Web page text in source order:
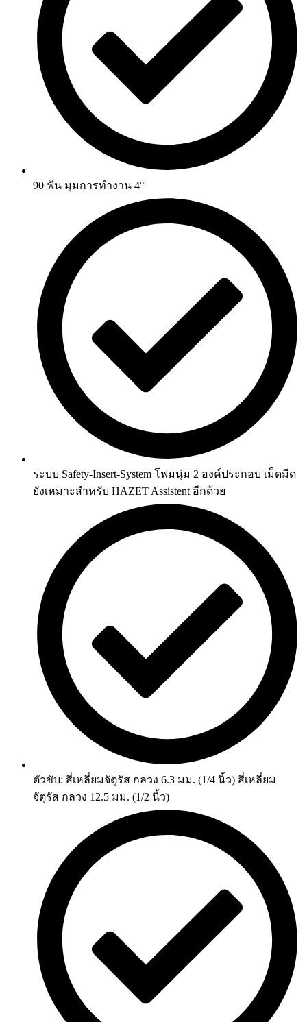
90 ฟัน มุมการทำงาน 4°
ระบบ Safety-Insert-System โฟมนุ่ม 2 องค์ประกอบ เม็ดมีด
ยังเหมาะสำหรับ HAZET Assistent อีกด้วย
ตัวขับ: สี่เหลี่ยมจัตุรัส กลวง 6.3 มม. (1/4 นิ้ว) สี่เหลี่ยม
จัตุรัส กลวง 12.5 มม. (1/2 นิ้ว)